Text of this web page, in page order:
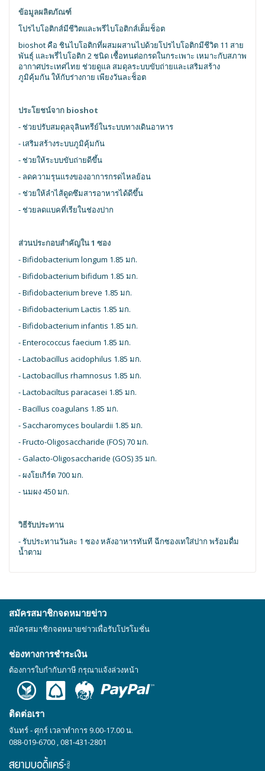
ข้อมูลผลิตภัณฑ์
โปรไบโอติกส์มีชีวิตและพรีไบโอติกส์เต็มช็อต
bioshot คือ ชินไบโอติกที่ผสมผสานไปด้วยโปรไบโอติกมีชีวิต 11 สาย
พันธุ์ และพรี่ไบโอติก 2 ชนิด เชื้อทนต่อกรดในกระเพาะ เหมาะกับสภาพ
อากาศประเทศไทย ช่วยดูแล สมดุลระบบขับถ่ายและเสริมสร้าง
ภูมิคุ้มกัน ให้กับร่างกาย เพียงวันละช็อต
ประโยชน์จาก bioshot
- ช่วยปรับสมดุลจุลินทรีย์ในระบบทางเดินอาหาร
- เสริมสร้างระบบภูมิคุ้มกัน
- ช่วยให้ระบบขับถ่ายดีขึ้น
- ลดความรุนแรงของอาการกรดไหลย้อน
- ช่วยให้ลำไส้ดูดซึมสารอาหารได้ดีขึ้น
- ช่วยลดแบคที่เรียในช่องปาก
ส่วนประกอบสำคัญใน 1 ซอง
- Bifidobacterium longum 1.85 มก.
- Bifidobacterium bifidum 1.85 มก.
- Bifidobacterium breve 1.85 มก.
- Bifidobacterium Lactis 1.85 มก.
- Bifidobacterium infantis 1.85 มก.
- Enterococcus faecium 1.85 มก.
- Lactobacillus acidophilus 1.85 มก.
- Lactobacillus rhamnosus 1.85 มก.
- Lactobaciltus paracasei 1.85 มก.
- Bacillus coagulans 1.85 มก.
- Saccharomyces boulardii 1.85 มก.
- Fructo-Oligosaccharide (FOS) 70 มก.
- Galacto-Oligosaccharide (GOS) 35 มก.
- ผงโยเกิร์ต 700 มก.
- นมผง 450 มก.
วิธีรับประทาน
- รับประทานวันละ 1 ซอง หลังอาหารทันที ฉีกซองเทใส่ปาก พร้อมดื่ม
น้ำตาม
สมัครสมาชิกจดหมายข่าว
สมัครสมาชิกจดหมายข่าวเพื่อรับโปรโมชั่น
ช่องทางการชำระเงิน
ต้องการใบกำกับภาษี กรุณาแจ้งล่วงหน้า
ติดต่อเรา
จันทร์ - ศุกร์ เวลาทำการ 9.00-17.00 น.
088-019-6700 ,081-431-2801